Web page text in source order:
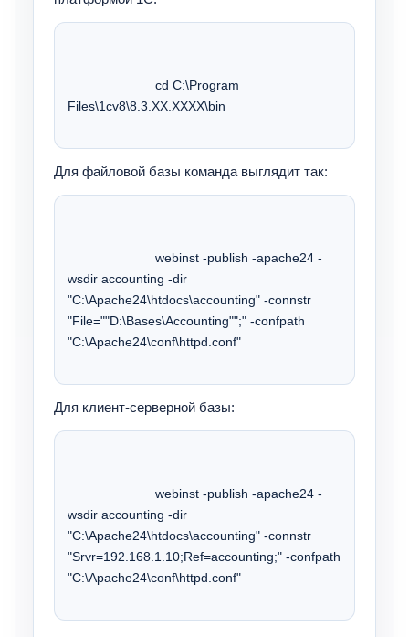
Files\1cv8\8.3.XX.XXXX\bin
Для файловой базы команда выглядит так:
wsdir accounting -dir
"C:\Apache24\htdocs\accounting" -connstr
"File=""D:\Bases\Accounting"";" -confpath
"C:\Apache24\conf\httpd.conf"
Для клиент-серверной базы:
wsdir accounting -dir
"C:\Apache24\htdocs\accounting" -connstr
"Srvr=192.168.1.10;Ref=accounting;" -confpath
"C:\Apache24\conf\httpd.conf"